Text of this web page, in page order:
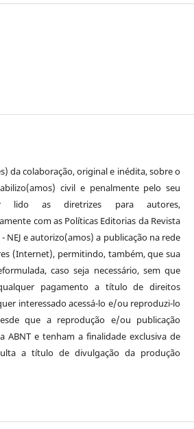
da colaboração, original e inédita, sobre o
civil e penalmente pelo seu
lido as diretrizes para autores,
com as Políticas Editorias da Revista
NEJ e autorizo(amos) a publicação na rede
(Internet), permitindo, também, que sua
caso seja necessário, sem que
pagamento a título de direitos
interessado acessá-lo e/ou reproduzi-lo
que a reprodução e/ou publicação
ABNT e tenham a finalidade exclusiva de
a título de divulgação da produção